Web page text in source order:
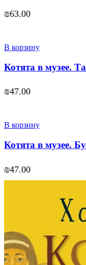
₪63.00
В корзину
Котята в музее.
₪47.00
В корзину
Котята в музее.
₪47.00